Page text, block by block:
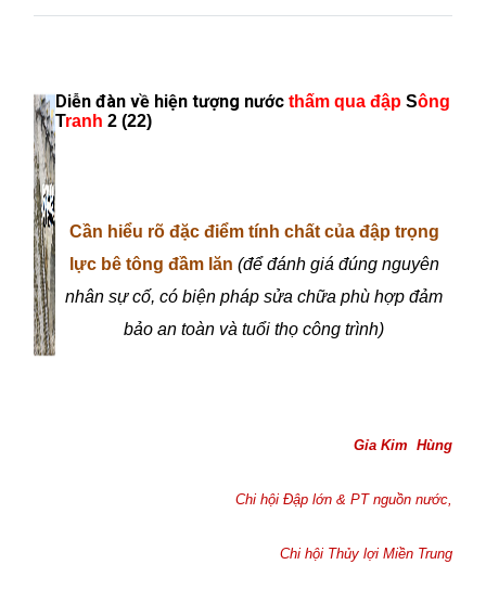
Diễn đàn về hiện tượng nước thấm qua đập Sông
Tranh 2 (22)
Cần hiểu rõ đặc điểm tính chất của đập trọng
lực bê tông đầm lăn (để đánh giá đúng nguyên
nhân sự cố, có biện pháp sửa chữa phù hợp đảm
bảo an toàn và tuổi thọ công trình)
Gỉa Kim Hùng
Chi hội Đập lớn & PT nguồn nước,
Chi hội Thủy lợi Miền Trung